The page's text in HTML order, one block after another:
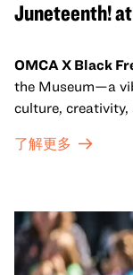
Juneteenth!
OMCA X Black
the Museum—a
culture, creativity,
sets from
move, make, and
了解更多